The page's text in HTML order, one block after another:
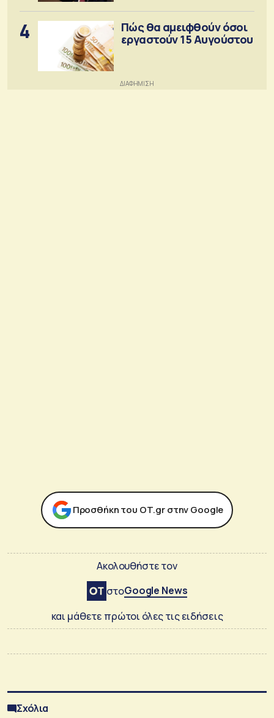
4
Πώς θα αμειφθούν όσοι
εργαστούν 15 Αυγούστου
Προσθήκη του ΟΤ.gr στην Google
Ακολουθήστε τον
στοGoogle News
και μάθετε πρώτοι όλες τις ειδήσεις
Σχόλια